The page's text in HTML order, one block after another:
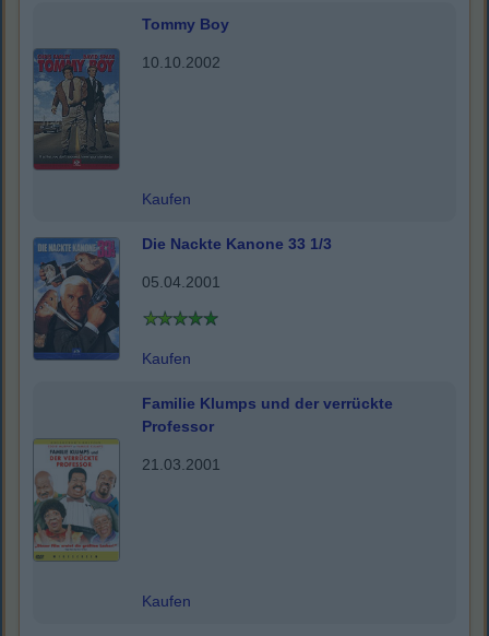
Tommy Boy
10.10.2002
Kaufen
Die Nackte Kanone 33 1/3
05.04.2001
Kaufen
Familie Klumps und der verrückte
Professor
21.03.2001
Kaufen